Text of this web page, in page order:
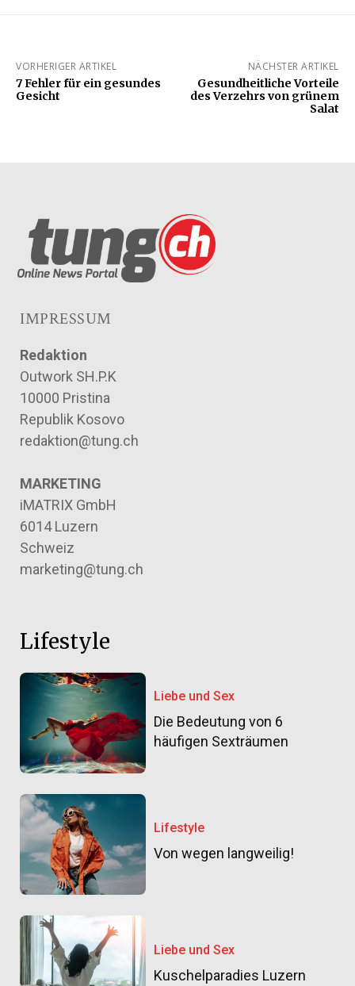
VORHERIGER ARTIKEL
7 Fehler für ein gesundes
Gesicht
NÄCHSTER ARTIKEL
Gesundheitliche Vorteile
des Verzehrs von grünem
Salat
IMPRESSUM
Redaktion
Outwork SH.P.K
10000 Pristina
Republik Kosovo
redaktion@tung.ch
MARKETING
iMATRIX GmbH
6014 Luzern
Schweiz
marketing@tung.ch
Lifestyle
Liebe und Sex
Die Bedeutung von 6
häufigen Sexträumen
Lifestyle
Von wegen langweilig!
Liebe und Sex
Kuschelparadies Luzern